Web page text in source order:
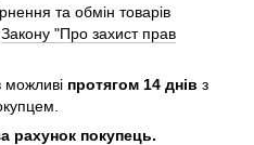
та обмін товарів
Закону "Про захист прав
можливі протягом 14 днів з
рахунок покупець.